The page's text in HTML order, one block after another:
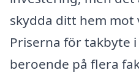
skydda ditt hem mot
Priserna för takbyte
beroende på flera